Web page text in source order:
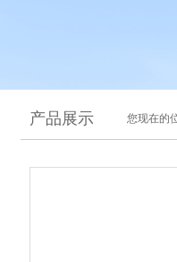
产品展示 您现在的